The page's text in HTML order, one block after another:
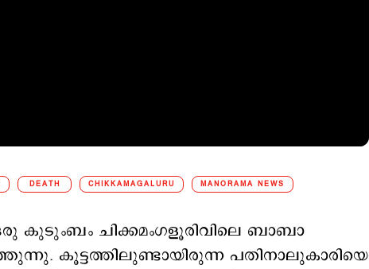
DEATH CHIKKAMAGALURU MANORAMA NEWS
കുടുംബം ചിക്കമംഗളൂരിവിലെ ബാബാ
കൂട്ടത്തിലുണ്ടായിരുന്ന പതിനാലുകാരിയെ